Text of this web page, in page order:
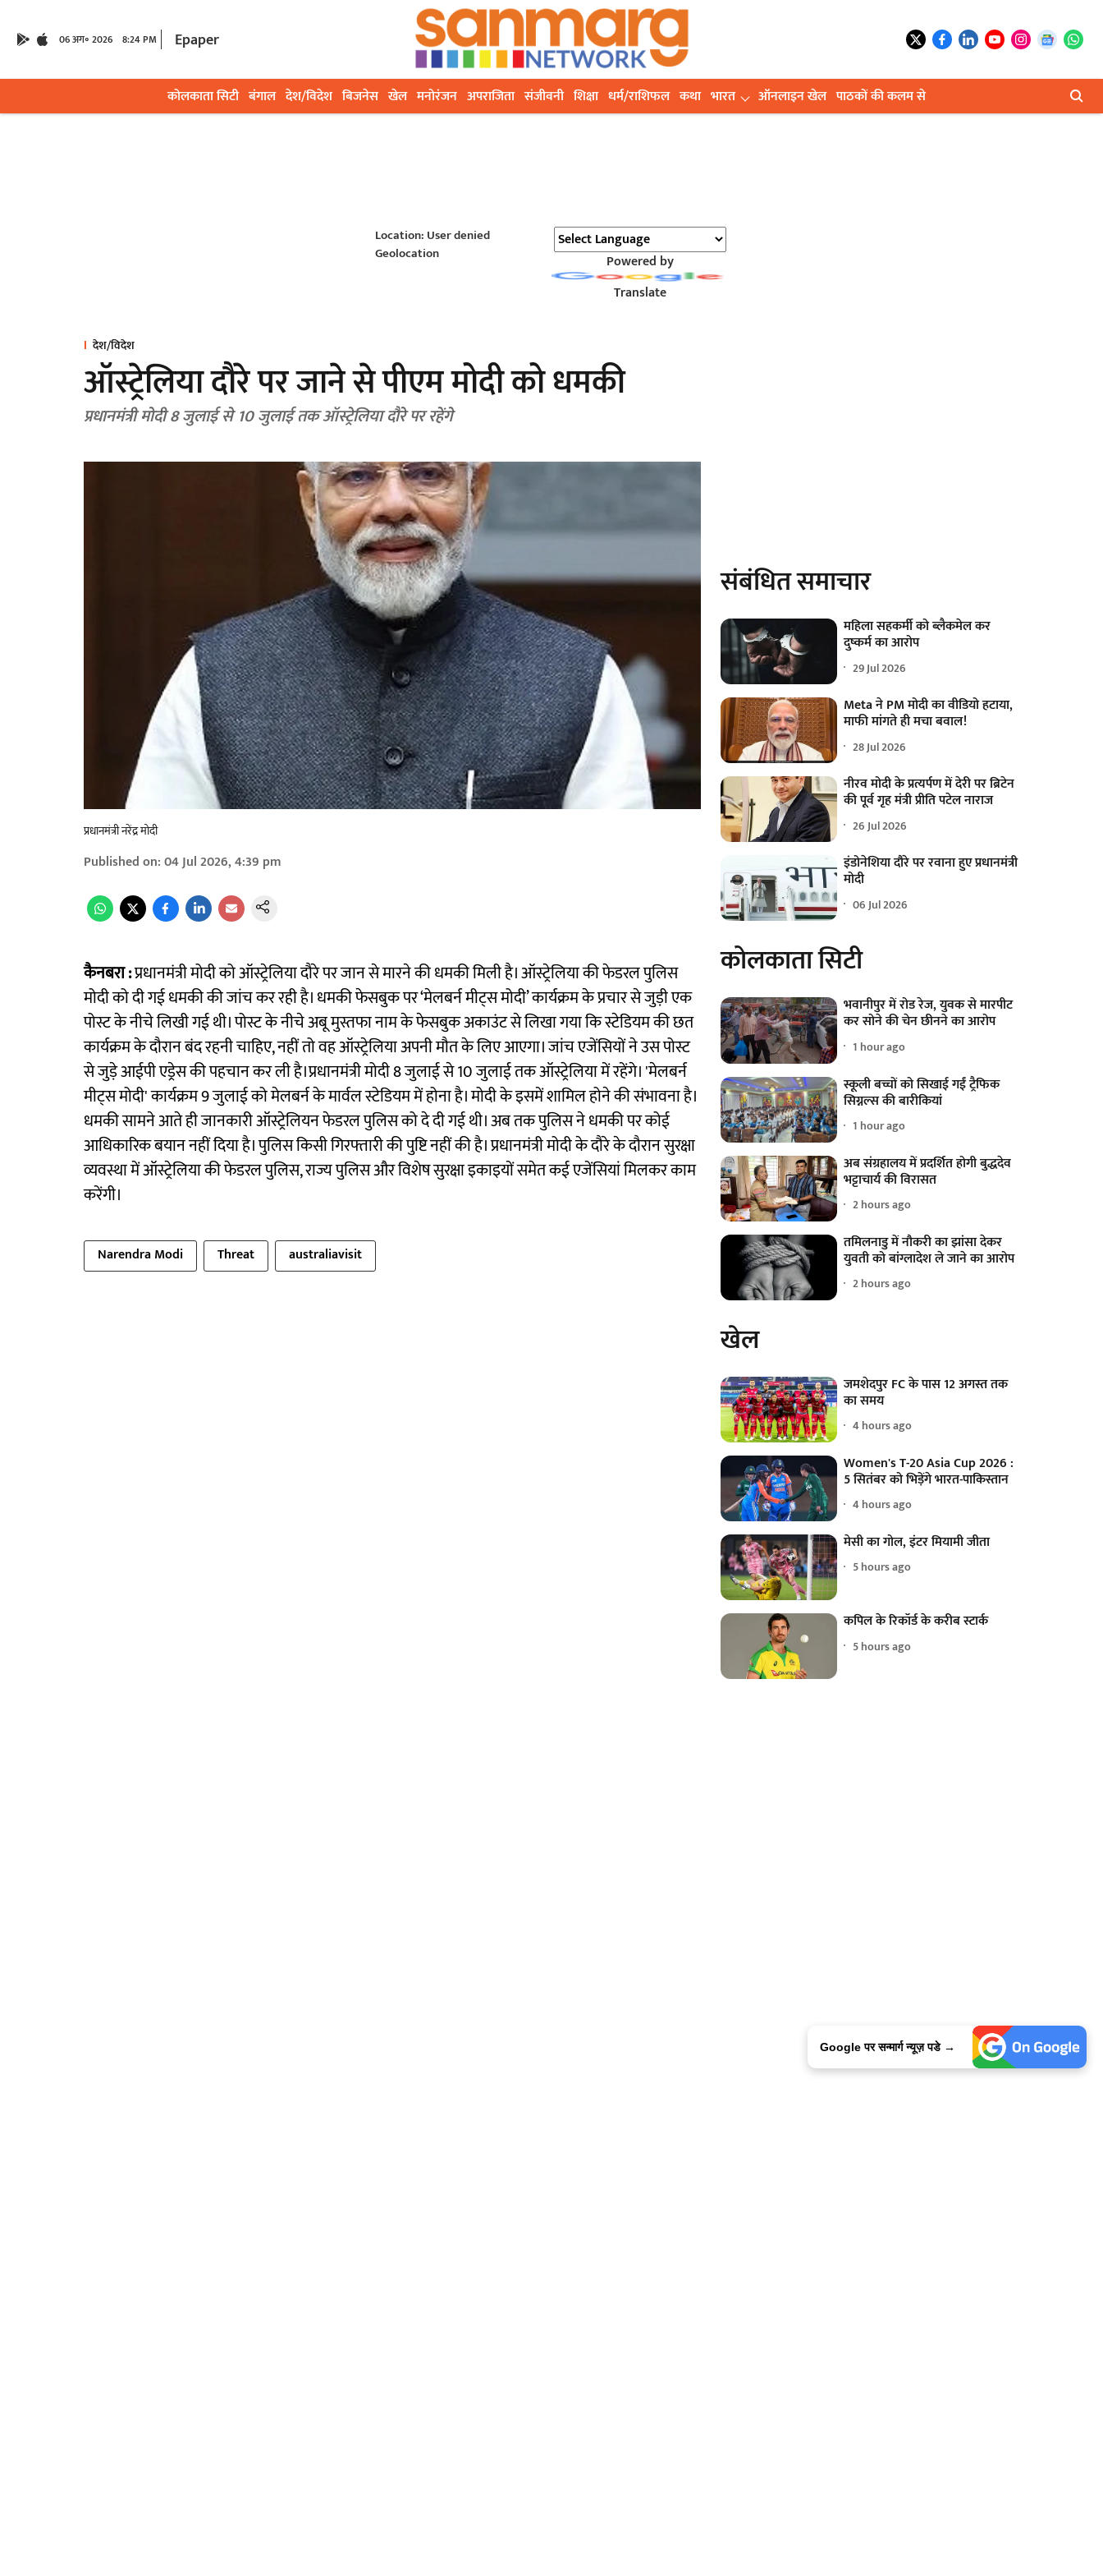
06 अग॰ 2026 8:24 PM Epaper
कोलकाता सिटी बंगाल देश/विदेश बिजनेस खेल मनोरंजन अपराजिता संजीवनी शिक्षा धर्म/राशिफल कथा भारत ऑनलाइन खेल पाठकों की कलम से
Location: User denied
Geolocation
Powered by
Translate
देश/विदेश
ऑस्ट्रेलिया दौरे पर जाने से पीएम मोदी को धमकी
प्रधानमंत्री मोदी 8 जुलाई से 10 जुलाई तक ऑस्ट्रेलिया दौरे पर रहेंगे
प्रधानमंत्री नरेंद्र मोदी
Published on:04 Jul 2026, 4:39 pm
कैनबरा :प्रधानमंत्री मोदी को ऑस्ट्रेलिया दौरे पर जान से मारने की धमकी मिली है। ऑस्ट्रेलिया की फेडरल पुलिस
मोदी को दी गई धमकी की जांच कर रही है। धमकी फेसबुक पर ‘मेलबर्न मीट्स मोदी’ कार्यक्रम के प्रचार से जुड़ी एक
पोस्ट के नीचे लिखी गई थी। पोस्ट के नीचे अबू मुस्तफा नाम के फेसबुक अकाउंट से लिखा गया कि स्टेडियम की छत
कार्यक्रम के दौरान बंद रहनी चाहिए, नहीं तो वह ऑस्ट्रेलिया अपनी मौत के लिए आएगा। जांच एजेंसियों ने उस पोस्ट
से जुड़े आईपी एड्रेस की पहचान कर ली है।प्रधानमंत्री मोदी 8 जुलाई से 10 जुलाई तक ऑस्ट्रेलिया में रहेंगे। 'मेलबर्न
मीट्स मोदी' कार्यक्रम 9 जुलाई को मेलबर्न के मार्वल स्टेडियम में होना है। मोदी के इसमें शामिल होने की संभावना है।
धमकी सामने आते ही जानकारी ऑस्ट्रेलियन फेडरल पुलिस को दे दी गई थी। अब तक पुलिस ने धमकी पर कोई
आधिकारिक बयान नहीं दिया है। पुलिस किसी गिरफ्तारी की पुष्टि नहीं की है। प्रधानमंत्री मोदी के दौरे के दौरान सुरक्षा
व्यवस्था में ऑस्ट्रेलिया की फेडरल पुलिस, राज्य पुलिस और विशेष सुरक्षा इकाइयों समेत कई एजेंसियां मिलकर काम
करेंगी।
Narendra Modi Threat australiavisit
संबंधित समाचार
महिला सहकर्मी को ब्लैकमेल कर
दुष्कर्म का आरोप
29 Jul 2026
Meta ने PM मोदी का वीडियो हटाया,
माफी मांगते ही मचा बवाल!
28 Jul 2026
नीरव मोदी के प्रत्यर्पण में देरी पर ब्रिटेन
की पूर्व गृह मंत्री प्रीति पटेल नाराज
26 Jul 2026
इंडोनेशिया दौरे पर रवाना हुए प्रधानमंत्री
मोदी
06 Jul 2026
कोलकाता सिटी
भवानीपुर में रोड रेज, युवक से मारपीट
कर सोने की चेन छीनने का आरोप
1 hour ago
स्कूली बच्चों को सिखाई गईं ट्रैफिक
सिग्नल्स की बारीकियां
1 hour ago
अब संग्रहालय में प्रदर्शित होगी बुद्धदेव
भट्टाचार्य की विरासत
2 hours ago
तमिलनाडु में नौकरी का झांसा देकर
युवती को बांग्लादेश ले जाने का आरोप
2 hours ago
खेल
जमशेदपुर FC के पास 12 अगस्त तक
का समय
4 hours ago
Women's T-20 Asia Cup 2026 :
5 सितंबर को भिड़ेंगे भारत-पाकिस्तान
4 hours ago
मेसी का गोल, इंटर मियामी जीता
5 hours ago
कपिल के रिकॉर्ड के करीब स्टार्क
5 hours ago
Google पर सन्मार्ग न्यूज़ पडे →